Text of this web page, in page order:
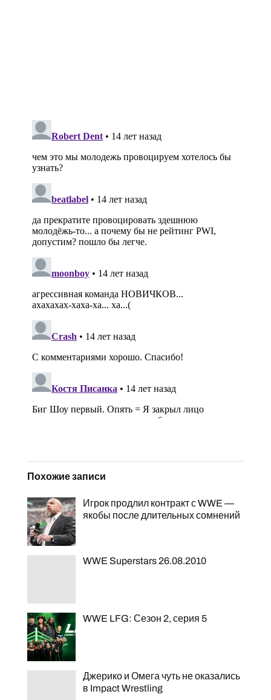
Похожие записи
Игрок продлил контракт с WWE —
якобы после длительных сомнений
WWE Superstars 26.08.2010
WWE LFG: Сезон 2, серия 5
Джерико и Омега чуть не оказались
в Impact Wrestling